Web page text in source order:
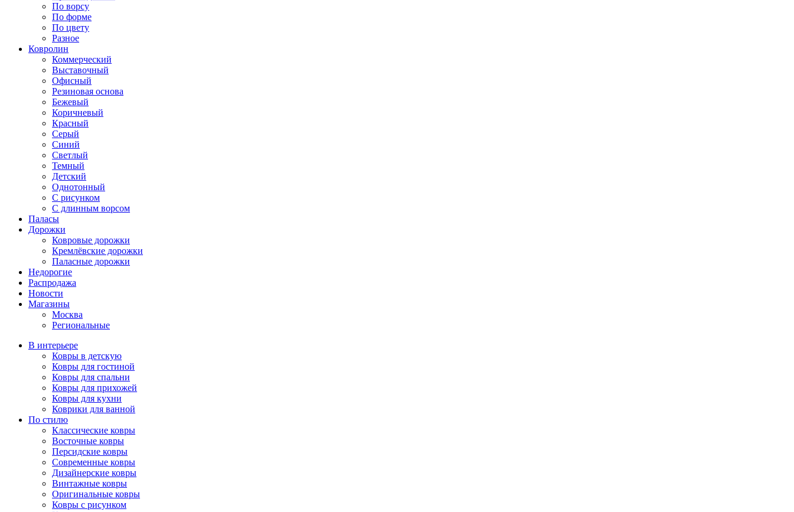
По ворсу
По форме
По цвету
Разное
Ковролин
Коммерческий
Выставочный
Офисный
Резиновая основа
Бежевый
Коричневый
Красный
Серый
Синий
Светлый
Темный
Детский
Однотонный
С рисунком
С длинным ворсом
Паласы
Дорожки
Ковровые дорожки
Кремлёвские дорожки
Паласные дорожки
Недорогие
Распродажа
Новости
Магазины
Москва
Региональные
В интерьере
Ковры в детскую
Ковры для гостиной
Ковры для спальни
Ковры для прихожей
Ковры для кухни
Коврики для ванной
По стилю
Классические ковры
Восточные ковры
Персидские ковры
Современные ковры
Дизайнерские ковры
Винтажные ковры
Оригинальные ковры
Ковры с рисунком